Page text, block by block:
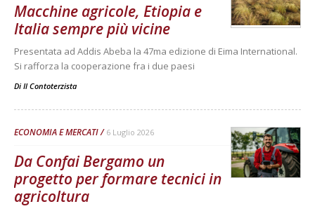
Macchine agricole, Etiopia e
Italia sempre più vicine
Presentata ad Addis Abeba la 47ma edizione di Eima International.
Si rafforza la cooperazione fra i due paesi
Di Il Contoterzista
ECONOMIA E MERCATI 6 Luglio 2026
Da Confai Bergamo un
progetto per formare tecnici in
agricoltura